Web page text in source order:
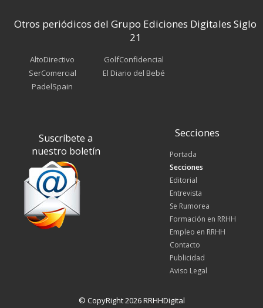
Otros periódicos del Grupo Ediciones Digitales Siglo
21
AltoDirectivo
SerComercial
PadelSpain
GolfConfidencial
El Diario del Bebé
Suscríbete a
nuestro boletín
Secciones
Portada
Secciones
Editorial
Entrevista
Se Rumorea
Formación en RRHH
Empleo en RRHH
Contacto
Publicidad
Aviso Legal
© CopyRight 2026 RRHHDigital